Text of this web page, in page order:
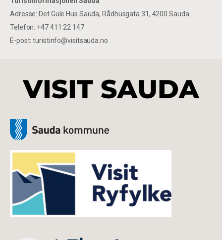
Adresse: Det Gule Hus Sauda, Rådhusgata 31, 4200 Sauda
Telefon: +47 411 22 147
E-post: turistinfo@visitsauda.no